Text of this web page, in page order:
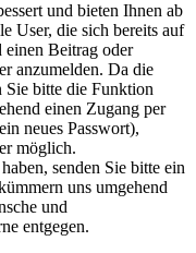
und bieten Ihnen ab
User, die sich bereits auf
einen Beitrag oder
anzumelden. Da die
Sie bitte die Funktion
einen Zugang per
neues Passwort),
möglich.
senden Sie bitte ein
uns umgehend
und
entgegen.